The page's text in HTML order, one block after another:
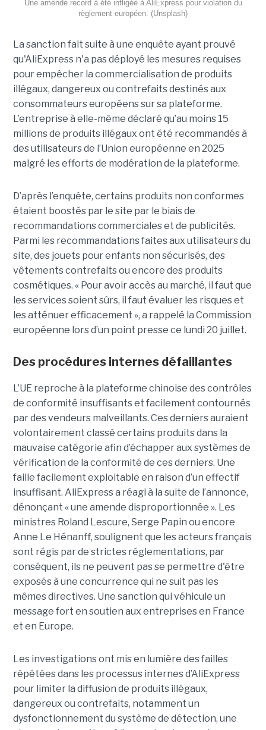
Une amende record à été infligée à AliExpress pour violation du
règlement européen. (Unsplash)
La sanction fait suite à une enquête ayant prouvé
qu'AliExpress n'a pas déployé les mesures requises
pour empêcher la commercialisation de produits
illégaux, dangereux ou contrefaits destinés aux
consommateurs européens sur sa plateforme.
L’entreprise à elle-même déclaré qu’au moins 15
millions de produits illégaux ont été recommandés à
des utilisateurs de l’Union européenne en 2025
malgré les efforts de modération de la plateforme.
D’après l’enquête, certains produits non conformes
étaient boostés par le site par le biais de
recommandations commerciales et de publicités.
Parmi les recommandations faites aux utilisateurs du
site, des jouets pour enfants non sécurisés, des
vêtements contrefaits ou encore des produits
cosmétiques. « Pour avoir accès au marché, il faut que
les services soient sûrs, il faut évaluer les risques et
les atténuer efficacement », a rappelé la Commission
européenne lors d’un point presse ce lundi 20 juillet.
Des procédures internes défaillantes
L’UE reproche à la plateforme chinoise des contrôles
de conformité insuffisants et facilement contournés
par des vendeurs malveillants. Ces derniers auraient
volontairement classé certains produits dans la
mauvaise catégorie afin d’échapper aux systèmes de
vérification de la conformité de ces derniers. Une
faille facilement exploitable en raison d’un effectif
insuffisant. AliExpress a réagi à la suite de l’annonce,
dénonçant « une amende disproportionnée ». Les
ministres Roland Lescure, Serge Papin ou encore
Anne Le Hénanff, soulignent que les acteurs français
sont régis par de strictes réglementations, par
conséquent, ils ne peuvent pas se permettre d'être
exposés à une concurrence qui ne suit pas les
mêmes directives. Une sanction qui véhicule un
message fort en soutien aux entreprises en France
et en Europe.
Les investigations ont mis en lumière des failles
répétées dans les processus internes d’AliExpress
pour limiter la diffusion de produits illégaux,
dangereux ou contrefaits, notamment un
dysfonctionnement du système de détection, une